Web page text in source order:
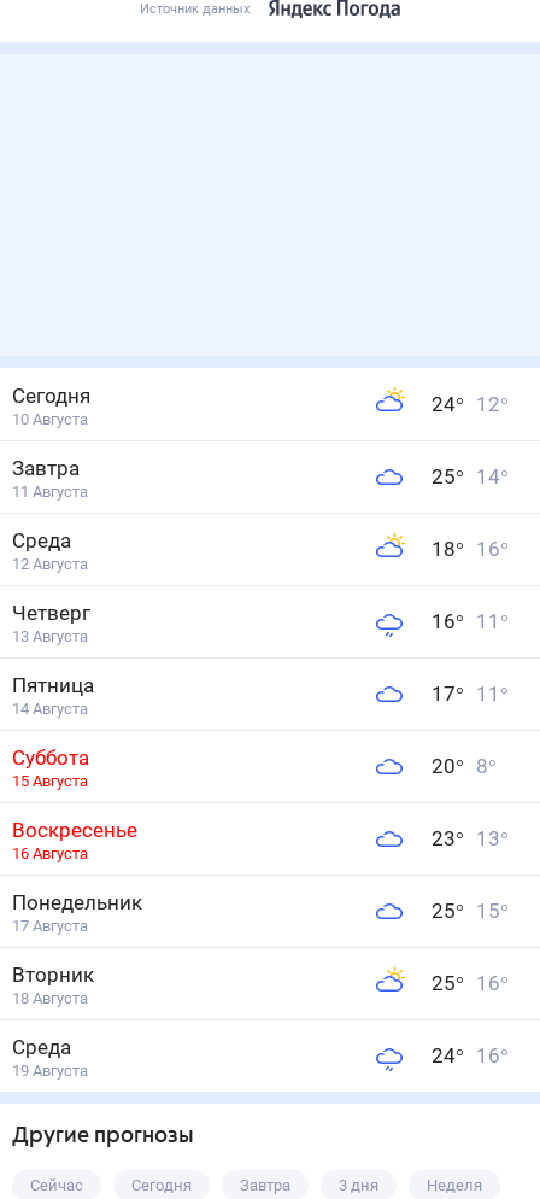
Источник данных
Сегодня
10 Августа
24° 12°
Завтра
11 Августа
25° 14°
Среда
12 Августа
18° 16°
Четверг
13 Августа
16° 11 °
Пятница
14 Августа
17° 11 °
Суббота
15 Августа
20° 8°
Воскресенье
16 Августа
23° 13°
Понедельник
17 Августа
25° 15°
Вторник
18 Августа
25° 16°
Среда
19 Августа
24° 16°
Другие прогнозы
Сейчас Сегодня Завтра 3 дня Неделя